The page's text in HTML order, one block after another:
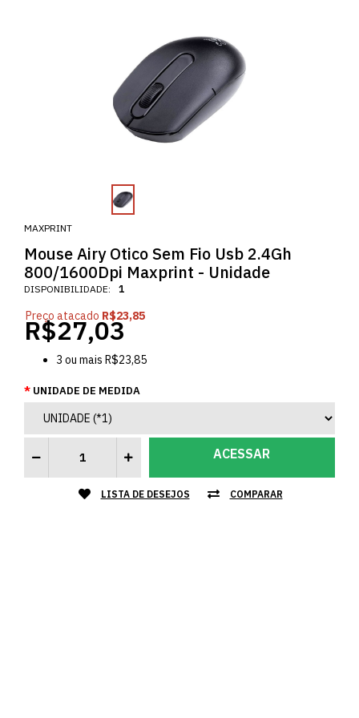
MAXPRINT
Mouse Airy Otico Sem Fio Usb 2.4Gh
800/1600Dpi Maxprint - Unidade
DISPONIBILIDADE: 1
Preço atacado R$23,85
R$27,03
3 ou mais R$23,85
UNIDADE DE MEDIDA
ACESSAR
LISTA DE DESEJOS COMPARAR